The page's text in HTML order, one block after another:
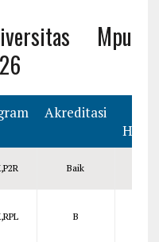
Mpu
Akreditasi
Baik
B